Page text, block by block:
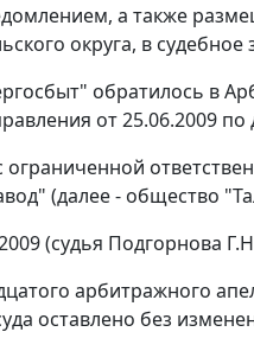
а также
округа, в судебное
обратилось в
от 25.06.2009 по
(далее - общество
(судья Подгорнова
арбитражного
оставлено без